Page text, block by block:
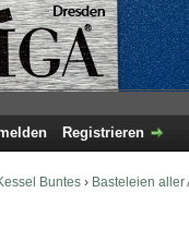
Registrieren
Buntes › Basteleien aller